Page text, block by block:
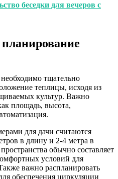
беседки для вечеров с
тщательно
теплицы, исходя из
культур. Важно
площадь, высота,
для дачи считаются
в длину и 2-4 метра в
обычно составляет
условий для
важно распланировать
обеспечения циркуляции